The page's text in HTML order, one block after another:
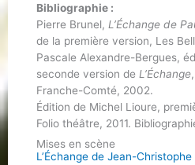
Bibliographie :
Pierre Brunel, L’Échange de
de la première version, Les
Pascale Alexandre-Bergues,
seconde version de L’Échange
Franche-Comté, 2002.
Édition de Michel Lioure,
Folio théâtre, 2011.
Mises en scène
L’Échange de Jean-